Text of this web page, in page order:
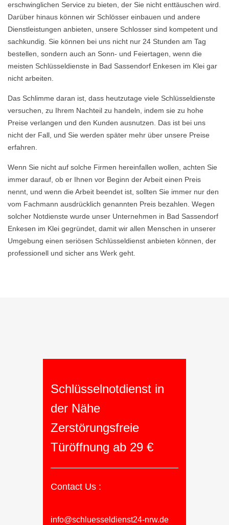
erschwinglichen Service zu bieten, der Sie nicht enttäuschen wird.
Darüber hinaus können wir Schlösser einbauen und andere
Dienstleistungen anbieten, unsere Schlosser sind kompetent und
sachkundig. Sie können bei uns nicht nur 24 Stunden am Tag
bestellen, sondern auch an Sonn- und Feiertagen, wenn die
meisten Schlüsseldienste in Bad Sassendorf Enkesen im Klei gar
nicht arbeiten.
Das Schlimme daran ist, dass heutzutage viele Schlüsseldienste
versuchen, zu Ihrem Nachteil zu handeln, indem sie zu hohe
Preise verlangen und den Kunden ausnutzen. Das ist bei uns
nicht der Fall, und Sie werden später mehr über unsere Preise
erfahren.
Wenn Sie nicht auf solche Firmen hereinfallen wollen, achten Sie
immer darauf, ob er Ihnen vor Beginn der Arbeit einen Preis
nennt, und wenn die Arbeit beendet ist, sollten Sie immer nur den
vom Fachmann ausdrücklich genannten Preis bezahlen. Wegen
solcher Notdienste wurde unser Unternehmen in Bad Sassendorf
Enkesen im Klei gegründet, damit wir allen Menschen in unserer
Umgebung einen seriösen Schlüsseldienst anbieten können, der
professionell und sicher ans Werk geht.
Schlüsselnotdienst in
der Nähe
Zerstörungsfreie
Türöffnung ab 29 €
Contact Us :
info@schluesseldienst24-nrw.de